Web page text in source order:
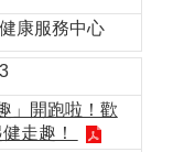
康服務中心
」開跑啦！歡
走趣！